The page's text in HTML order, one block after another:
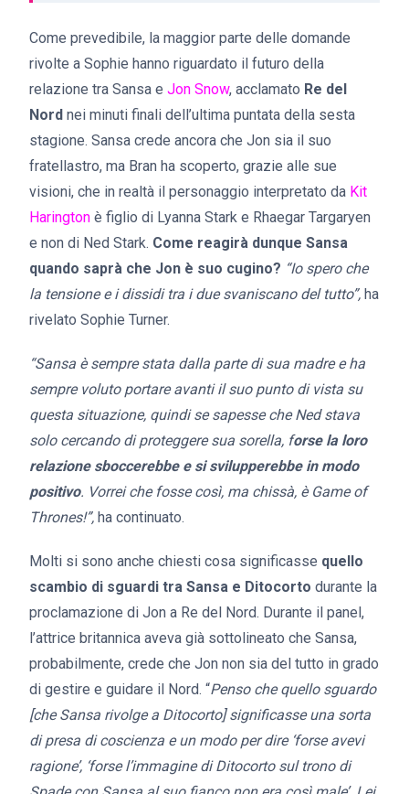
Come prevedibile, la maggior parte delle domande
rivolte a Sophie hanno riguardato il futuro della
relazione tra Sansa e Jon Snow, acclamato Re del
Nord nei minuti finali dell’ultima puntata della sesta
stagione. Sansa crede ancora che Jon sia il suo
fratellastro, ma Bran ha scoperto, grazie alle sue
visioni, che in realtà il personaggio interpretato da Kit
Harington è figlio di Lyanna Stark e Rhaegar Targaryen
e non di Ned Stark. Come reagirà dunque Sansa
quando saprà che Jon è suo cugino? “Io spero che
la tensione e i dissidi tra i due svaniscano del tutto”, ha
rivelato Sophie Turner.
“Sansa è sempre stata dalla parte di sua madre e ha
sempre voluto portare avanti il suo punto di vista su
questa situazione, quindi se sapesse che Ned stava
solo cercando di proteggere sua sorella, forse la loro
relazione sboccerebbe e si svilupperebbe in modo
positivo. Vorrei che fosse così, ma chissà, è Game of
Thrones!”, ha continuato.
Molti si sono anche chiesti cosa significasse quello
scambio di sguardi tra Sansa e Ditocorto durante la
proclamazione di Jon a Re del Nord. Durante il panel,
l’attrice britannica aveva già sottolineato che Sansa,
probabilmente, crede che Jon non sia del tutto in grado
di gestire e guidare il Nord. “Penso che quello sguardo
[che Sansa rivolge a Ditocorto] significasse una sorta
di presa di coscienza e un modo per dire ‘forse avevi
ragione’, ‘forse l’immagine di Ditocorto sul trono di